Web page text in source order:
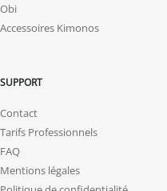
Obi
Accessoires Kimonos
SUPPORT
Contact
Tarifs Professionnels
FAQ
Mentions légales